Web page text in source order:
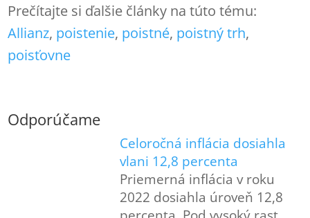
Prečítajte si ďalšie články na túto tému:
Allianz, poistenie, poistné, poistný trh
poisťovne
Odporúčame
Celoročná inflácia dosiahla
vlani 12,8 percenta
Priemerná inflácia v roku
2022 dosiahla úroveň 12,8